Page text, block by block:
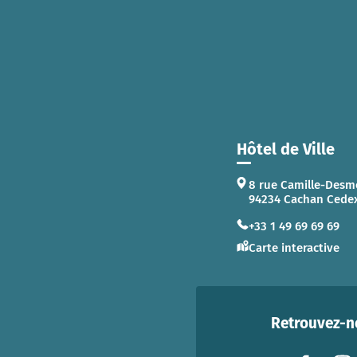
Hôtel de Ville
8 rue Camille-
94234 Cachan
+33 1 49 69 69 69
Carte interactive
Retrouvez-